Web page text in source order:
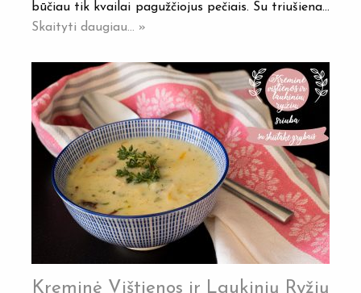
būčiau tik kvailai pagužčiojus pečiais. Su triušiena…
Skaityti daugiau... »
Kreminė Vištienos ir Laukinių Ryžių